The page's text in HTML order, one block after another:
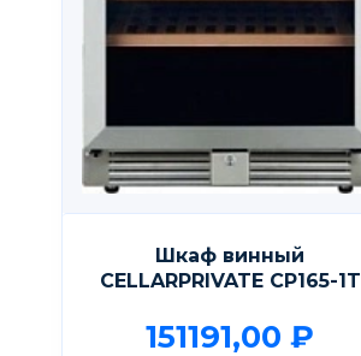
Шкаф винный
CELLARPRIVATE CP165-1T
151191,00₽